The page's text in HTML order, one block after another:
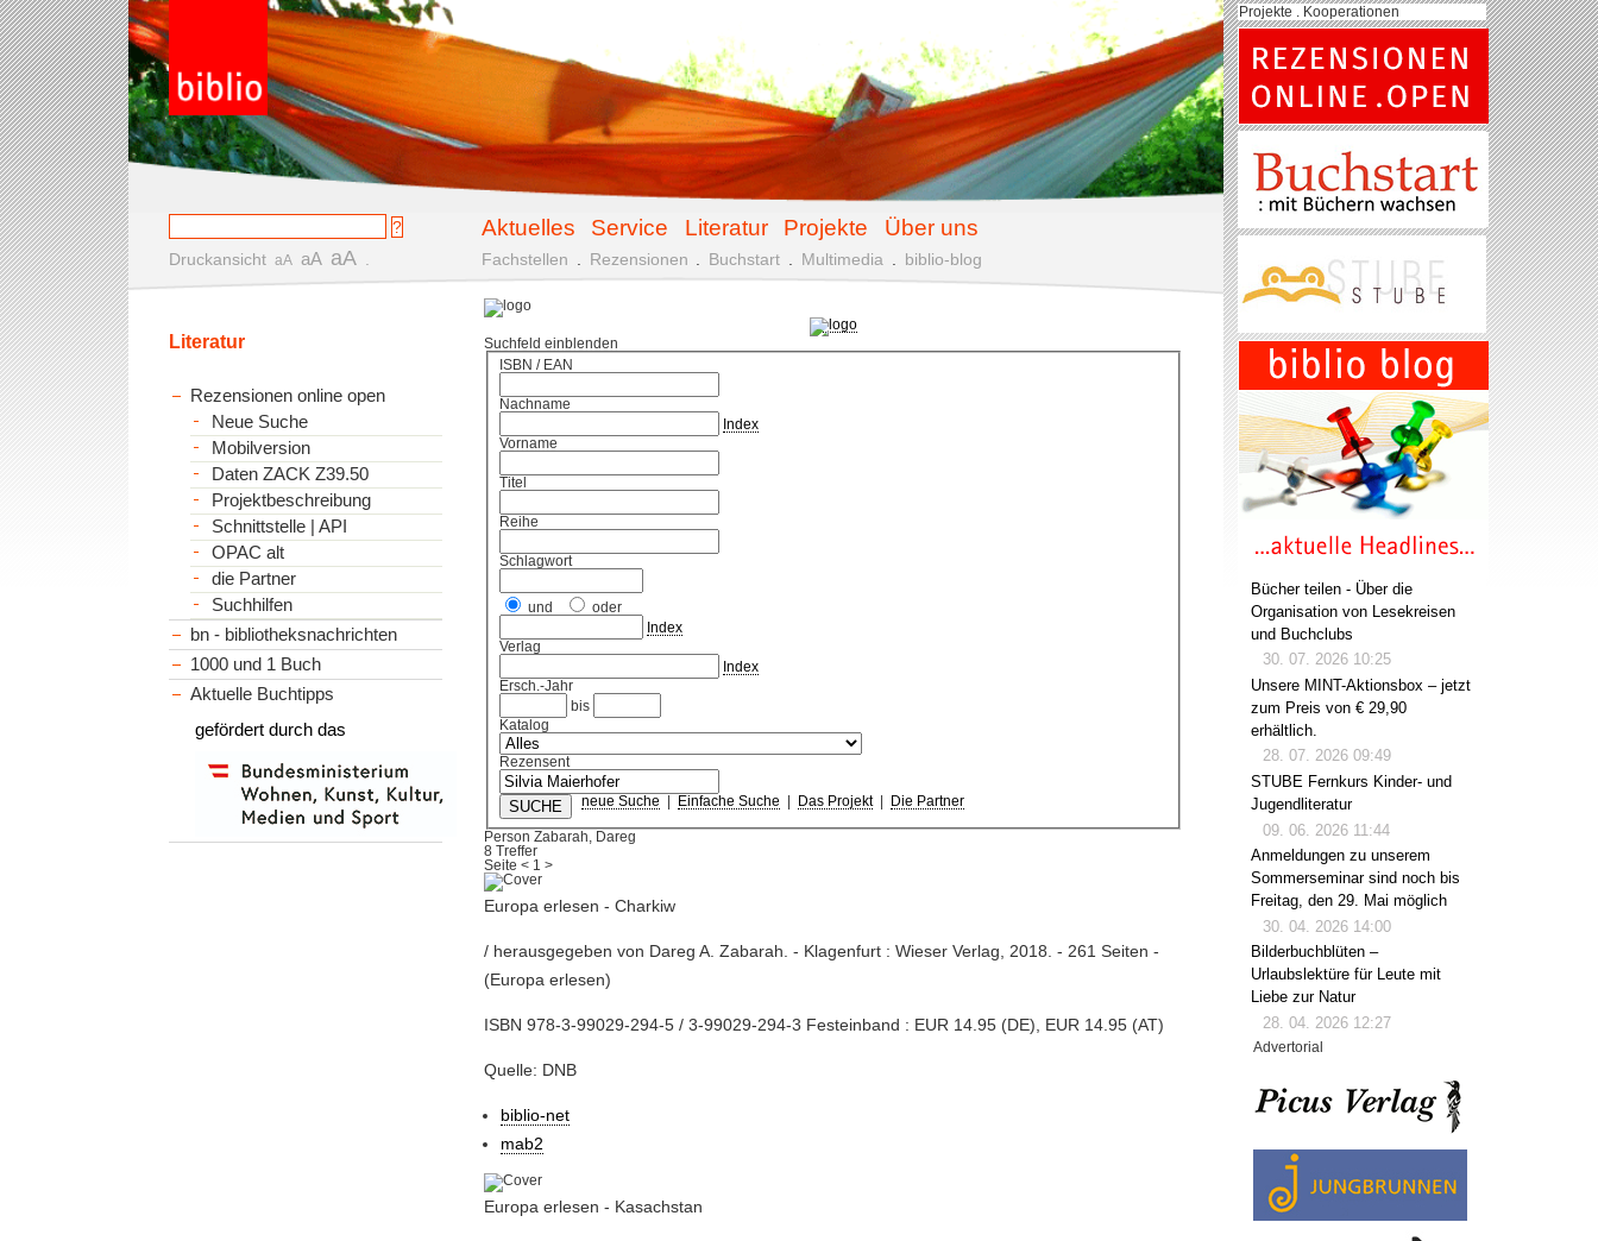
Aktuelles Service Literatur Projekte Über uns
Druckansicht aA aA aA Fachstellen Rezensionen Buchstart Multimedia biblio-blog
Suchfeld einblenden
ISBN / EAN
Nachname
Index
Vorname
Titel
Reihe
Schlagwort
und
oder
Index
Verlag
Index
Ersch.-Jahr
bis
Katalog
Rezensent
neue Suche Einfache Suche Das Projekt| Die Partner
Person Zabarah, Dareg
8 Treffer
Seite< 1 >
Europa erlesen - Charkiw
/ herausgegeben von Dareg A. Zabarah. - Klagenfurt : Wieser Verlag, 2018. - 261 Seiten -
(Europa erlesen)
ISBN 978-3-99029-294-5 / 3-99029-294-3 Festeinband : EUR 14.95 (DE), EUR 14.95 (AT)
Quelle: DNB
biblio-net
mab2
Europa erlesen - Kasachstan
Literatur
Rezensionen online open
Neue Suche
Mobilversion
Daten ZACK Z39.50
Projektbeschreibung
Schnittstelle | API
OPAC alt
die Partner
Suchhilfen
bn - bibliotheksnachrichten
1000 und 1 Buch
Aktuelle Buchtipps
gefördert durch das
Projekte . Kooperationen
Bücher teilen - Über die
Organisation von Lesekreisen
und Buchclubs
30. 07. 2026 10:25
Unsere MINT-Aktionsbox – jetzt
zum Preis von € 29,90
erhältlich.
28. 07. 2026 09:49
STUBE Fernkurs Kinder- und
Jugendliteratur
09. 06. 2026 11:44
Anmeldungen zu unserem
Sommerseminar sind noch bis
Freitag, den 29. Mai möglich
30. 04. 2026 14:00
Bilderbuchblüten –
Urlaubslektüre für Leute mit
Liebe zur Natur
28. 04. 2026 12:27
Advertorial